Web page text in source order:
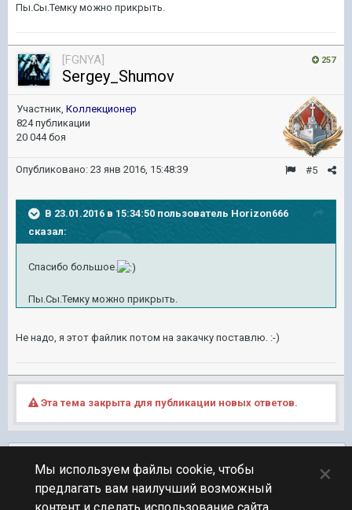
Пы.Сы.Темку можно прикрыть.
257
[FGNYA]
Sergey_Shumov
Участник, Коллекционер
824 публикации
20 044 боя
#5
Опубликовано: 23 янв 2016, 15:48:39
В 23.01.2016 в 15:34:50 пользователь Horizon666
сказал:
Спасибо большое.
Пы.Сы.Темку можно прикрыть.
Не надо, я этот файлик потом на закачку поставлю. :-)
Эта тема закрыта для публикации новых ответов.
ПЕРЕЙТИ К СПИСКУ ТЕМ
Мы используем файлы cookie, чтобы
предлагать вам наилучший возможный
×